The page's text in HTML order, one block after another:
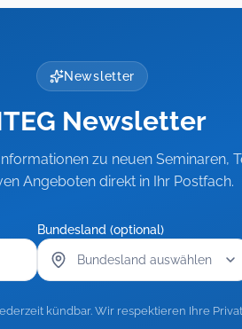
Newsletter
Newsletter
zu neuen Seminaren,
Angeboten direkt in Ihr Postfach.
Bundesland (optional)
kündbar. Wir respektieren Ihre